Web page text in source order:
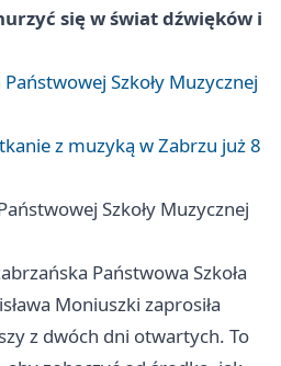
się w świat dźwięków i
Szkoły Muzycznej
z muzyką w Zabrzu już 8
Szkoły Muzycznej
Państwowa Szkoła
Moniuszki zaprosiła
z dwóch dni otwartych. To